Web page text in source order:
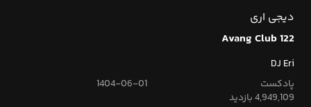
دیجی اری
Avang Club 122
DJ Eri
پادکست
1404-06-01
4,949,109 بازدید